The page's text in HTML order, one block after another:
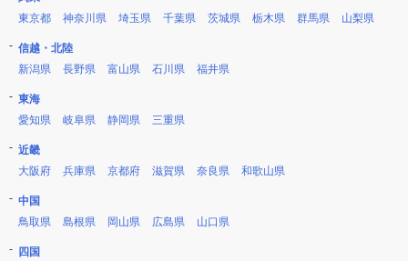
東京都
神奈川県 埼玉県 千葉県 茨城県 栃木県 群馬県 山梨県
信越・北陸
新潟県
長野県 富山県 石川県 福井県
東海
愛知県
岐阜県 静岡県 三重県
近畿
大阪府
兵庫県 京都府 滋賀県 奈良県 和歌山県
中国
鳥取県
島根県 岡山県 広島県 山口県
四国